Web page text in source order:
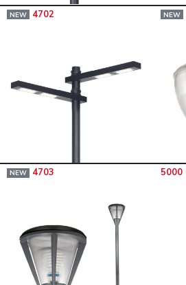
NEW 4702 NEW
NEW 4703 5000